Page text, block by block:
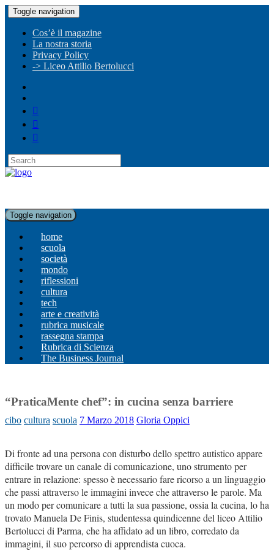
Toggle navigation
Cos’è il magazine
La nostra storia
Privacy Policy
-> Liceo Attilio Bertolucci
Toggle navigation
home
scuola
società
mondo
riflessioni
cultura
tech
arte e creatività
rubrica musicale
rassegna stampa
Rubrica di Scienza
The Business Journal
“PraticaMente chef”: in cucina senza barriere
cibo cultura scuola 7 Marzo 2018 Gloria Oppici
Di fronte ad una persona con disturbo dello spettro autistico appare
difficile trovare un canale di comunicazione, uno strumento per
entrare in relazione: spesso è necessario fare ricorso a un linguaggio
che passi attraverso le immagini invece che attraverso le parole. Ma
un modo per comunicare a tutti la sua passione, ossia la cucina, lo ha
trovato Manuela De Finis, studentessa quindicennedel liceo Attilio
Bertolucci di Parma, cheha affidato ad un libro, corredato da
immagini, il suo percorso di apprendista cuoca.